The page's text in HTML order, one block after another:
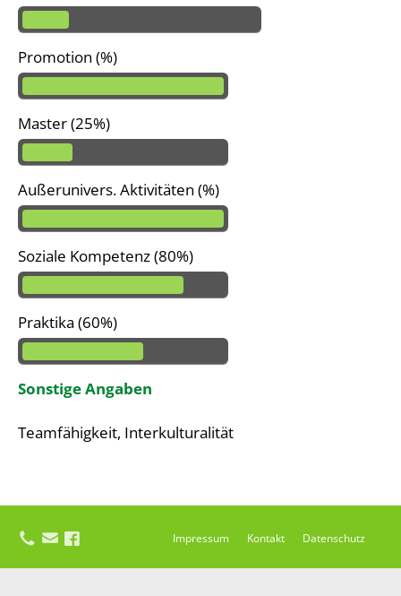
Promotion (%)
Master (25%)
Außerunivers. Aktivitäten (%)
Soziale Kompetenz (80%)
Praktika (60%)
Sonstige Angaben
Teamfähigkeit, Interkulturalität
Impressum Kontakt Datenschutz